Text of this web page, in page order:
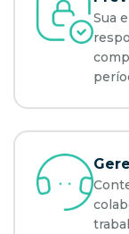
Sua